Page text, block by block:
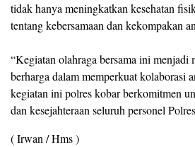
tidak hanya meningkatkan kesehatan
tentang kebersamaan dan kekompakan
‎“Kegiatan olahraga bersama ini menjadi
berharga dalam memperkuat kolaborasi
kegiatan ini polres kobar berkomitmen
dan kesejahteraan seluruh personel
( Irwan / Hms )